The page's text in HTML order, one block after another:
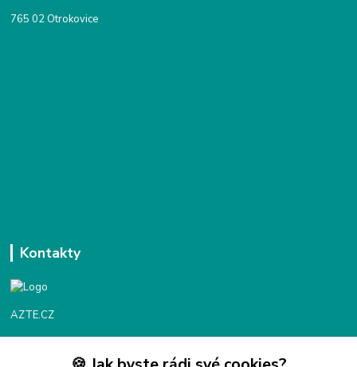
765 02 Otrokovice
Kontakty
AZTE.CZ
Objednávky / fakturace